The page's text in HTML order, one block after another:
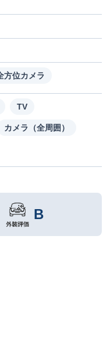
方位カメラ
TV
カメラ（全周囲）
B